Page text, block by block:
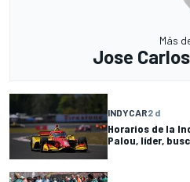
Más
Jose
INDYCAR2 d
Horarios de la
Palou, líder,